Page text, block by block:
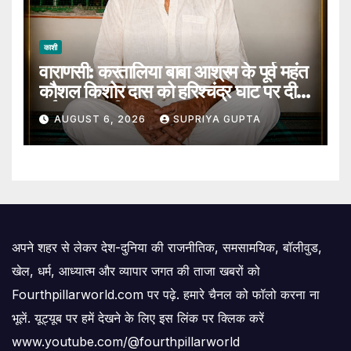
काशी
वाराणसी: करतालिया बाबा आश्रम के पूर्व महंत
कौशल किशोर दास को हरिश्चंद्र घाट पर दी
गई जल समाधि
AUGUST 6, 2026 SUPRIYA GUPTA
अपने शहर से लेकर देश-दुनिया की राजनीतिक, समसामयिक, बॉलीवुड,
खेल, धर्म, आध्यात्म और व्यापार जगत की ताजा खबरों को
Fourthpillarworld.com पर पढ़े. हमारे चैनल को फॉलो करना ना
भूलें. यूट्यूब पर हमें देखने के लिए इस लिंक पर क्लिक करें
www.youtube.com/@fourthpillarworld